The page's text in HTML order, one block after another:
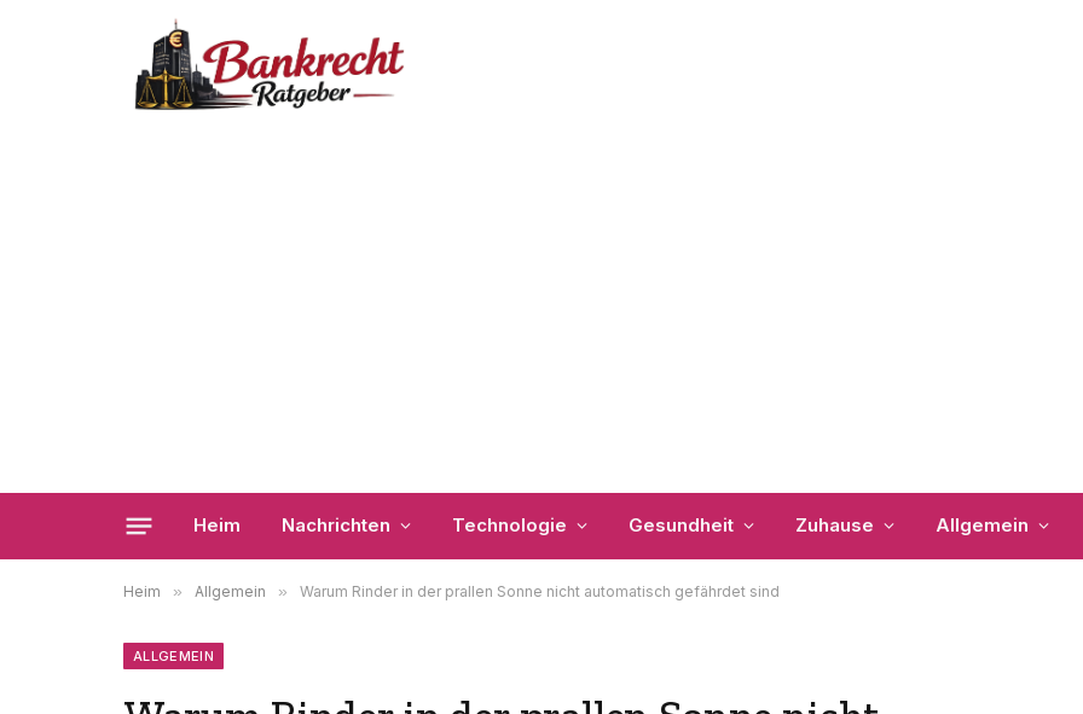
Heim Nachrichten Technologie Gesundheit Zuhause Allgemein
Heim » Allgemein » Warum Rinder in der prallen Sonne nicht automatisch gefährdet sind
ALLGEMEIN